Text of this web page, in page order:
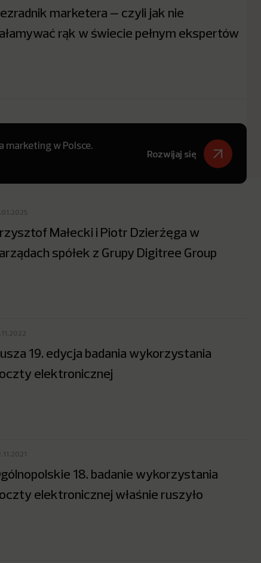
marketera – czyli jak nie
rąk w świecie pełnym ekspertów
w Polsce.
Rozwijaj się
Małecki i Piotr Dzierżęga w
spółek z Grupy Digitree Group
19. edycja badania wykorzystania
elektronicznej
18. badanie wykorzystania
elektronicznej właśnie ruszyło